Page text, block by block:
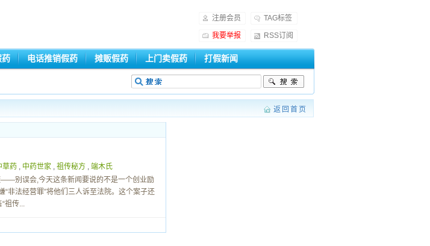
注册会员 TAG标签
我要举报 RSS订阅
药 电话推销假药 摊贩假药 上门卖假药 打假新闻
返回首页
草药 , 中药世家 , 祖传秘方 , 端木氏
——别误会,今天这条新闻要说的不是一个创业励
非法经营罪”将他们三人诉至法院。这个案子还
祖传...